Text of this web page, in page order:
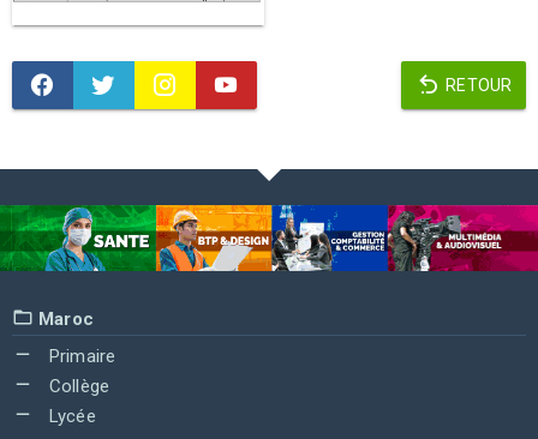
RETOUR
Maroc
Primaire
Collège
Lycée